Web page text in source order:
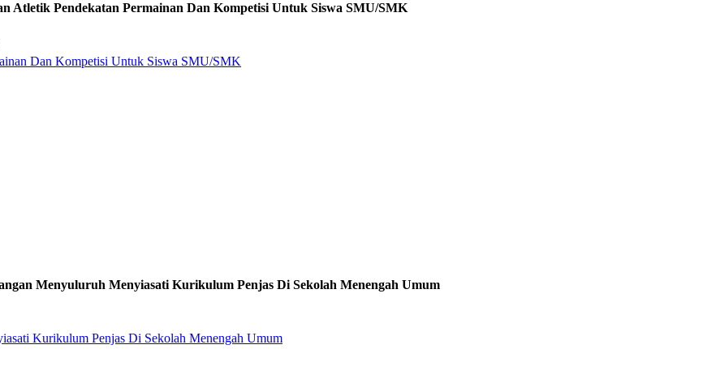
Atletik Pendekatan Permainan Dan Kompetisi Untuk Siswa SMU/SMK
Dan Kompetisi Untuk Siswa SMU/SMK
Menyuluruh Menyiasati Kurikulum Penjas Di Sekolah Menengah Umum
Kurikulum Penjas Di Sekolah Menengah Umum